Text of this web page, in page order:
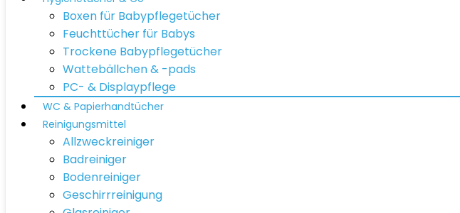
Boxen für Babypflegetücher
Feuchttücher für Babys
Trockene Babypflegetücher
Wattebällchen & -pads
PC- & Displaypflege
WC & Papierhandtücher
Reinigungsmittel
Allzweckreiniger
Badreiniger
Bodenreiniger
Geschirrreinigung